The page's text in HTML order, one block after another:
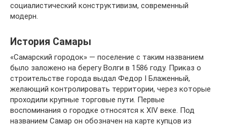
социалистический конструктивизм, современный
модерн.
История Самары
«Самарский городок» — поселение с таким названием
было заложено на берегу Волги в 1586 году. Приказ о
строительстве города выдал Федор I Блаженный,
желающий контролировать территории, через которые
проходили крупные торговые пути. Первые
воспоминания о городке относятся к XIV веке. Под
названием Самар он обозначен на карте купцов из